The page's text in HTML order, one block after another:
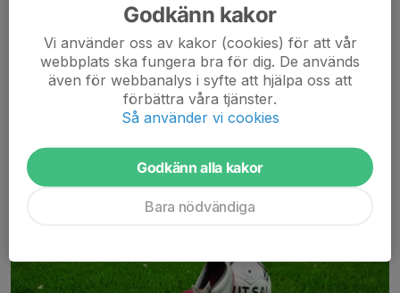
Läs mer
0 kommentarer
Godkänn kakor
Vi använder oss av kakor (cookies) för att vår
webbplats ska fungera bra för dig. De används
även för webbanalys i syfte att hjälpa oss att
förbättra våra tjänster.
Så använder vi cookies
Godkänn alla kakor
Bara nödvändiga